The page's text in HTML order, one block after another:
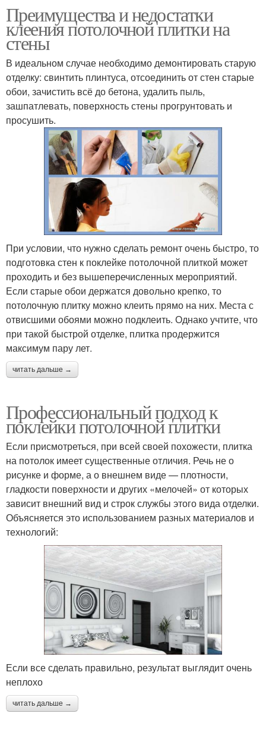
Преимущества и недостатки
клеения потолочной плитки на
стены
В идеальном случае необходимо демонтировать старую
отделку: свинтить плинтуса, отсоединить от стен старые
обои, зачистить всё до бетона, удалить пыль,
зашпатлевать, поверхность стены прогрунтовать и
просушить.
При условии, что нужно сделать ремонт очень быстро, то
подготовка стен к поклейке потолочной плиткой может
проходить и без вышеперечисленных мероприятий.
Если старые обои держатся довольно крепко, то
потолочную плитку можно клеить прямо на них. Места с
отвисшими обоями можно подклеить. Однако учтите, что
при такой быстрой отделке, плитка продержится
максимум пару лет.
читать дальше →
Профессиональный подход к
поклейки потолочной плитки
Если присмотреться, при всей своей похожести, плитка
на потолок имеет существенные отличия. Речь не о
рисунке и форме, а о внешнем виде — плотности,
гладкости поверхности и других «мелочей» от которых
зависит внешний вид и строк службы этого вида отделки.
Объясняется это использованием разных материалов и
технологий:
Если все сделать правильно, результат выглядит очень
неплохо
читать дальше →